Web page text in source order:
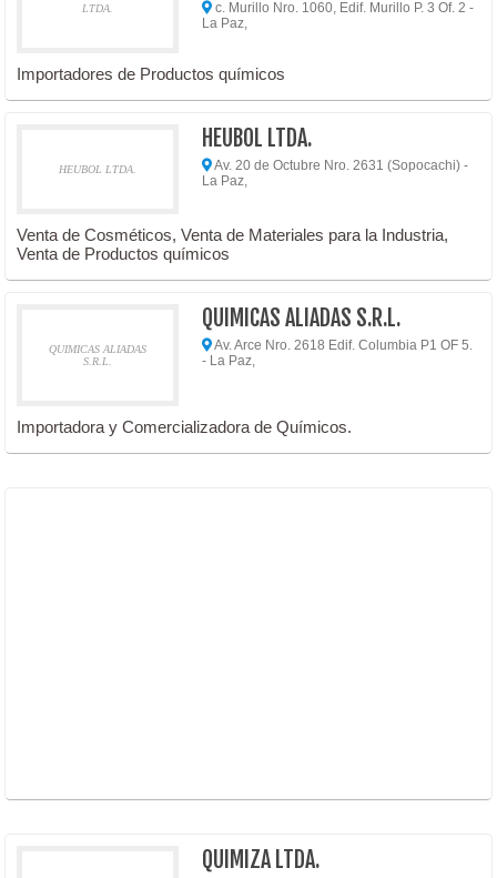
LTDA.
c. Murillo Nro. 1060, Edif. Murillo P. 3 Of. 2 -
La Paz,
Importadores de Productos químicos
HEUBOL LTDA.
HEUBOL LTDA.
Av. 20 de Octubre Nro. 2631 (Sopocachi) -
La Paz,
Venta de Cosméticos, Venta de Materiales para la Industria,
Venta de Productos químicos
QUIMICAS ALIADAS
S.R.L.
QUIMICAS ALIADAS S.R.L.
Av. Arce Nro. 2618 Edif. Columbia P1 OF 5.
- La Paz,
Importadora y Comercializadora de Químicos.
QUIMIZA LTDA.